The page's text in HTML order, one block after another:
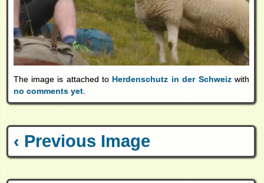
The image is attached toHerdenschutz in der Schweizwith
no comments yet.
‹ Previous Image